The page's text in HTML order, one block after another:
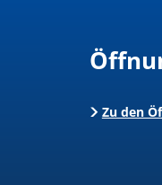
Zu den